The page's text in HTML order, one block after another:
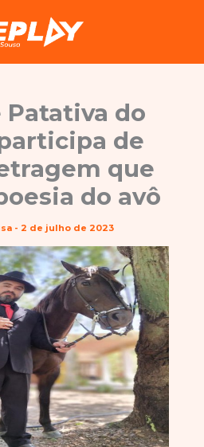
Patativa do
de
que
do avô
- 2 de julho de 2023